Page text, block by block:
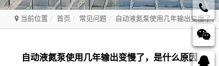
当前位置 首页 常见问题 自动液氮泵使用几年输出变慢了
自动液氮泵使用几年输出变慢了，是什么原因